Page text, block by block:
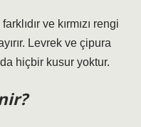
ve kırmızı rengi
Levrek ve çipura
hiçbir kusur yoktur.